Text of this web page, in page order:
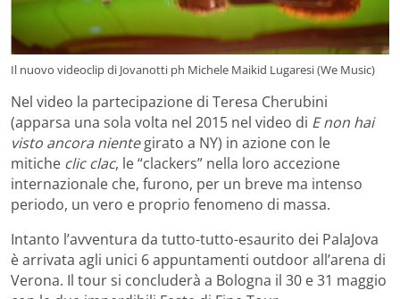
Il nuovo videoclip di Jovanotti ph Michele Maikid Lugaresi (We Music)
Nel video la partecipazione di Teresa Cherubini
(apparsa una sola volta nel 2015 nel video di E non hai
visto ancora nientegirato a NY) in azione con le
mitiche clic clac, le “clackers” nella loro accezione
internazionale che, furono, per un breve ma intenso
periodo, un vero e proprio fenomeno di massa.
Intanto l’avventura da tutto-tutto-esaurito dei PalaJova
è arrivata agli unici 6 appuntamenti outdoor all’arena di
Verona. Il tour si concluderà a Bologna il 30 e 31 maggio